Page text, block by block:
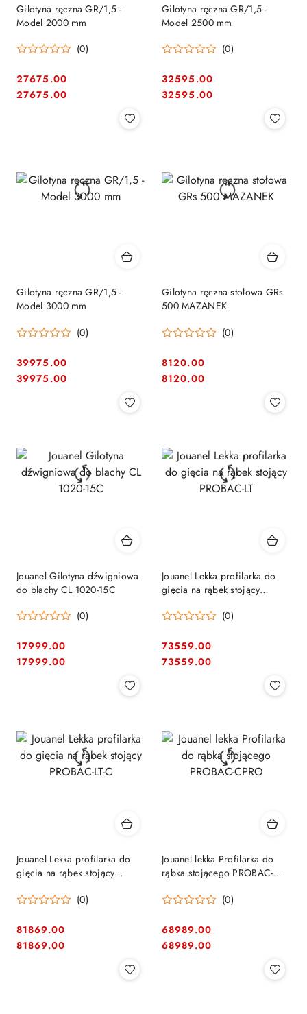
Gilotyna ręczna GR/1,5 -
Model 2000 mm
(0)
Cena:
27675.00
Cena:
27675.00
Gilotyna ręczna GR/1,5 -
Model 2500 mm
(0)
Cena:
32595.00
Cena:
32595.00
Gilotyna ręczna GR/1,5 -
Model 3000 mm
(0)
Cena:
39975.00
Cena:
39975.00
Gilotyna ręczna stołowa GRs
500 MAZANEK
(0)
Cena:
8120.00
Cena:
8120.00
Jouanel Gilotyna dźwigniowa
do blachy CL 1020-15C
(0)
Cena:
17999.00
Cena:
17999.00
Jouanel Lekka profilarka do
gięcia na rąbek stojący
(0)
Cena:
73559.00
Cena:
73559.00
Jouanel Lekka profilarka do
gięcia na rąbek stojący
(0)
Cena:
81869.00
Cena:
81869.00
Jouanel lekka Profilarka do
rąbka stojącego PROBAC-
(0)
Cena:
68989.00
Cena:
68989.00